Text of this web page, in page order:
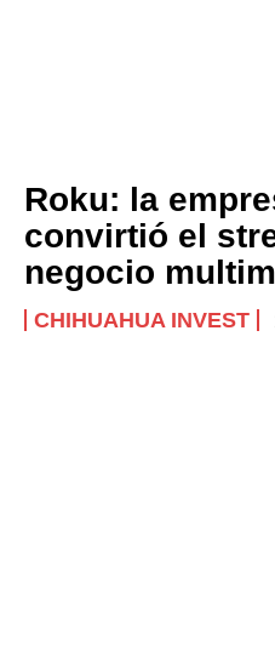
Roku: la
convirtió el
negocio
CHIHUAHUA INVEST